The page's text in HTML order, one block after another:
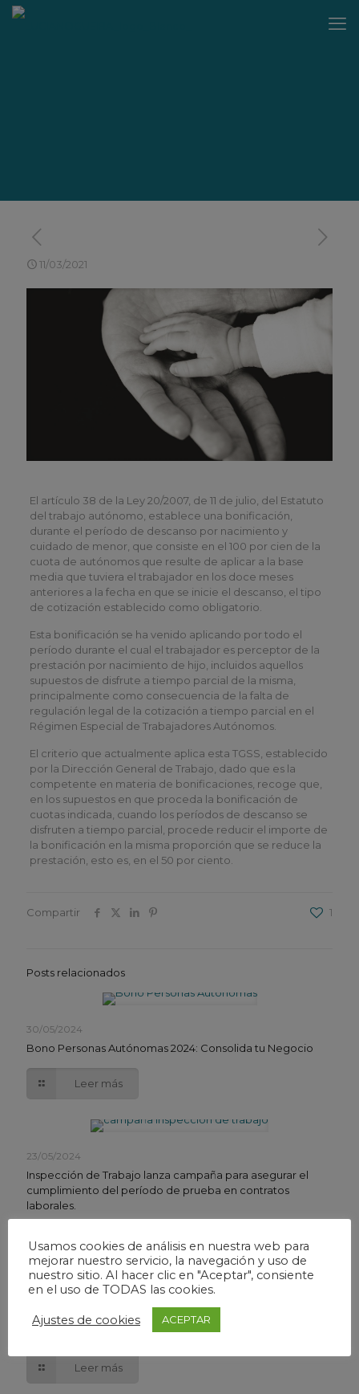
11/03/2021
El artículo 38 de la Ley 20/2007, de 11 de julio, del Estatuto
del trabajo autónomo, establece una bonificación,
durante el período de descanso por nacimiento y
cuidado de menor, que consiste en el 100 por cien de la
cuota de autónomos que resulte de aplicar a la base
media que tuviera el trabajador en los doce meses
anteriores a la fecha en que se inicie el descanso, el tipo
de cotización establecido como obligatorio.
Esta bonificación se ha venido aplicando por todo el
período durante el cual el trabajador es perceptor de la
prestación por nacimiento de hijo, incluidos aquellos
supuestos de disfrute a tiempo parcial de la misma,
principalmente como consecuencia de la falta de
regulación legal de la cotización a tiempo parcial en el
Régimen Especial de Trabajadores Autónomos.
El criterio que actualmente aplica esta TGSS, establecido
por la Dirección General de Trabajo, dado que es la
competente en materia de bonificaciones, recoge que,
en los supuestos en que proceda la bonificación de
cuotas indicada, cuando los períodos de descanso se
disfruten a tiempo parcial, procede reducir el importe de
la bonificación en la misma proporción que se reduce la
prestación, esto es, en el 50 por ciento.
Compartir 1
Posts relacionados
30/05/2024
Bono Personas Autónomas 2024: Consolida tu Negocio
Leer más
23/05/2024
Inspección de Trabajo lanza campaña para asegurar el
cumplimiento del período de prueba en contratos
laborales.
Leer más
30/04/2024
Deducción de Gastos para Autónomos: Renta 2023.
Leer más
Usamos cookies de análisis en nuestra web para
mejorar nuestro servicio, la navegación y uso de
nuestro sitio. Al hacer clic en "Aceptar", consiente
en el uso de TODAS las cookies.
Ajustes de cookies ACEPTAR